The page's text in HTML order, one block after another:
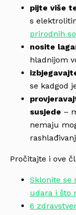
pijte više
s
prirodnih
nosite
hladnijom
se kadgod
susjede –
nemaju
Pročitajte i ove
Sklonite se
udara i što
6